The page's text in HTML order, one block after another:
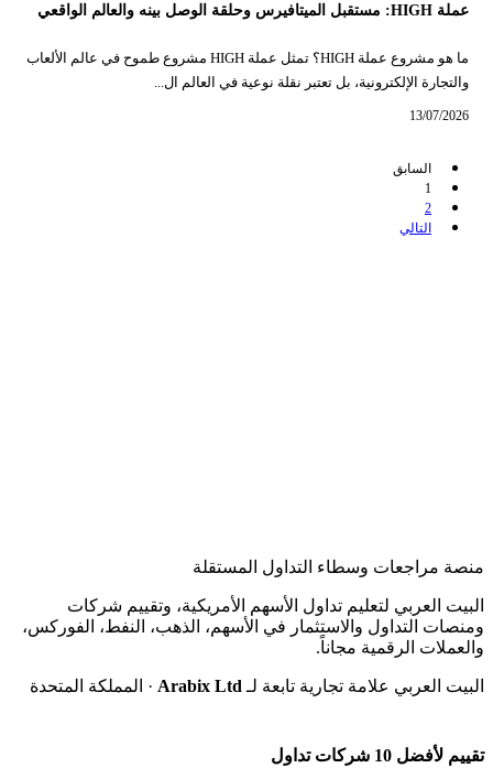
عملة HIGH: مستقبل الميتافيرس وحلقة الوصل بينه والعالم الواقعي
ما هو مشروع عملة HIGH؟ تمثل عملة HIGH مشروع طموح في عالم الألعاب
والتجارة الإلكترونية، بل تعتبر نقلة نوعية في العالم ال...
13/07/2026
السابق
1
2
التالي
منصة مراجعات وسطاء التداول المستقلة
البيت العربي لتعليم تداول الأسهم الأمريكية، وتقييم شركات
ومنصات التداول والاستثمار في الأسهم، الذهب، النفط، الفوركس،
والعملات الرقمية مجاناً.
البيت العربي علامة تجارية تابعة لـ Arabix Ltd · المملكة المتحدة
تقييم لأفضل 10 شركات تداول